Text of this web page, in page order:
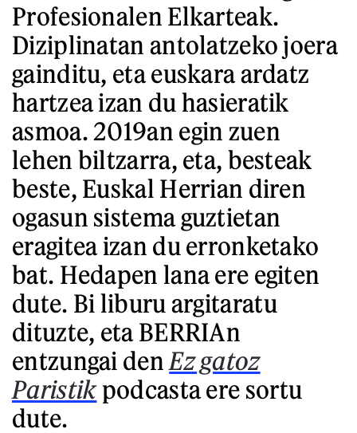
Profesionalen Elkarteak.
Diziplinatan antolatzeko joera
gainditu, eta euskara ardatz
hartzea izan du hasieratik
asmoa. 2019an egin zuen
lehen biltzarra, eta, besteak
beste, Euskal Herrian diren
ogasun sistema guztietan
eragitea izan du erronketako
bat. Hedapen lana ere egiten
dute. Bi liburu argitaratu
dituzte, eta BERRIAn
entzungai den Ez gatoz
Paristikpodcasta ere sortu
dute.